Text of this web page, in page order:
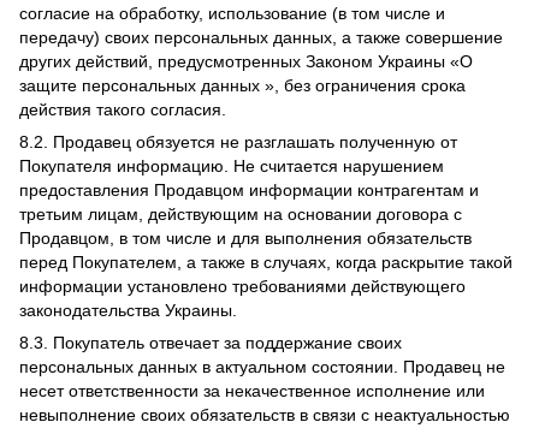
согласие на обработку, использование (в том числе и
передачу) своих персональных данных, а также совершение
других действий, предусмотренных Законом Украины «О
защите персональных данных », без ограничения срока
действия такого согласия.
8.2. Продавец обязуется не разглашать полученную от
Покупателя информацию. Не считается нарушением
предоставления Продавцом информации контрагентам и
третьим лицам, действующим на основании договора с
Продавцом, в том числе и для выполнения обязательств
перед Покупателем, а также в случаях, когда раскрытие такой
информации установлено требованиями действующего
законодательства Украины.
8.3. Покупатель отвечает за поддержание своих
персональных данных в актуальном состоянии. Продавец не
несет ответственности за некачественное исполнение или
невыполнение своих обязательств в связи с неактуальностью